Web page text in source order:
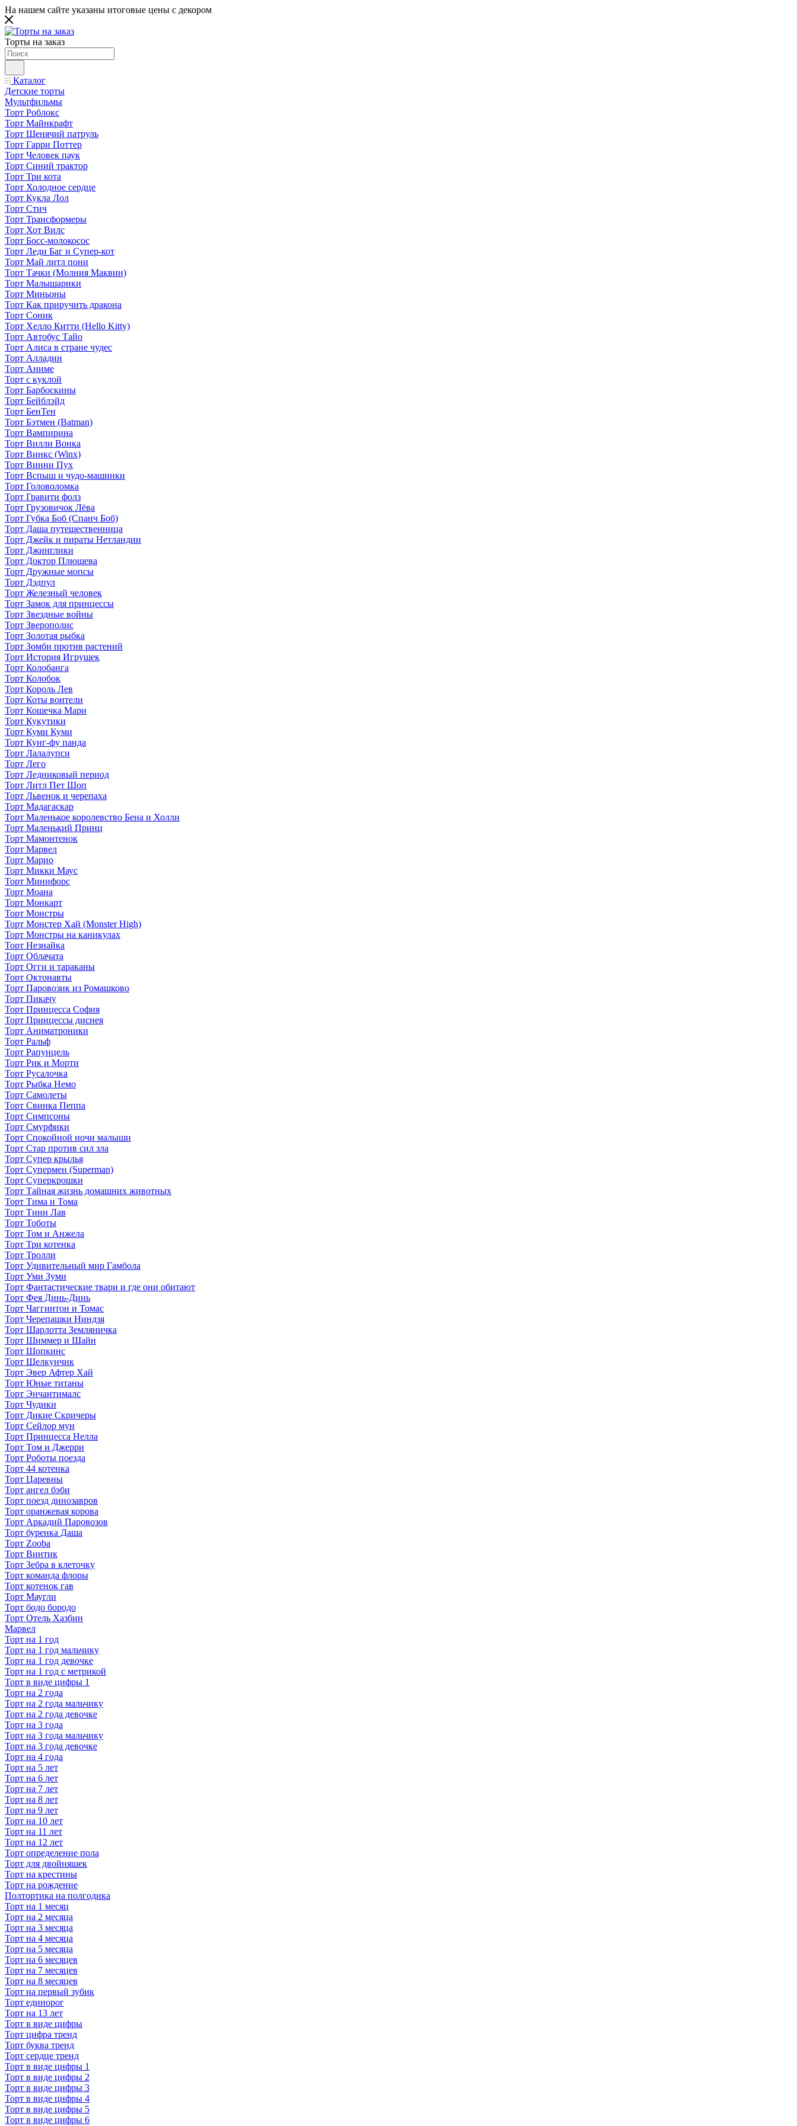
На нашем сайте указаны итоговые цены с декором
Торты на заказ
Каталог
Детские торты
Мультфильмы
Торт Роблокс
Торт Майнкрафт
Торт Щенячий патруль
Торт Гарри Поттер
Торт Человек паук
Торт Синий трактор
Торт Три кота
Торт Холодное сердце
Торт Кукла Лол
Торт Стич
Торт Трансформеры
Торт Хот Вилс
Торт Босс-молокосос
Торт Леди Баг и Супер-кот
Торт Май литл пони
Торт Тачки (Молния Маквин)
Торт Малышарики
Торт Миньоны
Торт Как приручить дракона
Торт Соник
Торт Хелло Китти (Hello Kitty)
Торт Автобус Тайо
Торт Алиса в стране чудес
Торт Алладин
Торт Аниме
Торт с куклой
Торт Барбоскины
Торт Бейблэйд
Торт БенТен
Торт Бэтмен (Batman)
Торт Вампирина
Торт Вилли Вонка
Торт Винкс (Winx)
Торт Винни Пух
Торт Вспыш и чудо-машинки
Торт Головоломка
Торт Гравити фолз
Торт Грузовичок Лёва
Торт Губка Боб (Спанч Боб)
Торт Даша путешественница
Торт Джейк и пираты Нетландии
Торт Джинглики
Торт Доктор Плюшева
Торт Дружные мопсы
Торт Дэдпул
Торт Железный человек
Торт Замок для принцессы
Торт Звездные войны
Торт Зверополис
Торт Золотая рыбка
Торт Зомби против растений
Торт История Игрушек
Торт Колобанга
Торт Колобок
Торт Король Лев
Торт Коты воители
Торт Кошечка Мари
Торт Кукутики
Торт Куми Куми
Торт Кунг-фу панда
Торт Лалалупси
Торт Лего
Торт Ледниковый период
Торт Литл Пет Шоп
Торт Львенок и черепаха
Торт Мадагаскар
Торт Маленькое королевство Бена и Холли
Торт Маленький Принц
Торт Мамонтенок
Торт Марвел
Торт Марио
Торт Микки Маус
Торт Минифорс
Торт Моана
Торт Монкарт
Торт Монстры
Торт Монстер Хай (Monster High)
Торт Монстры на каникулах
Торт Незнайка
Торт Облачата
Торт Огги и тараканы
Торт Октонавты
Торт Паровозик из Ромашково
Торт Пикачу
Торт Принцесса София
Торт Принцессы диснея
Торт Аниматроники
Торт Ральф
Торт Рапунцель
Торт Рик и Морти
Торт Русалочка
Торт Рыбка Немо
Торт Самолеты
Торт Свинка Пеппа
Торт Симпсоны
Торт Смурфики
Торт Спокойной ночи малыши
Торт Стар против сил зла
Торт Супер крылья
Торт Супермен (Superman)
Торт Суперкрошки
Торт Тайная жизнь домашних животных
Торт Тима и Тома
Торт Тини Лав
Торт Тоботы
Торт Том и Анжела
Торт Три котенка
Торт Тролли
Торт Удивительный мир Гамбола
Торт Уми Зуми
Торт Фантастические твари и где они обитают
Торт Фея Динь-Динь
Торт Чаггинтон и Томас
Торт Черепашки Ниндзя
Торт Шарлотта Земляничка
Торт Шиммер и Шайн
Торт Шопкинс
Торт Щелкунчик
Торт Эвер Афтер Хай
Торт Юные титаны
Торт Энчантималс
Торт Чудики
Торт Дикие Скричеры
Торт Сейлор мун
Торт Принцесса Нелла
Торт Том и Джерри
Торт Роботы поезда
Торт 44 котенка
Торт Царевны
Торт ангел бэби
Торт поезд динозавров
Торт оранжевая корова
Торт Аркадий Паровозов
Торт буренка Даша
Торт Zooba
Торт Винтик
Торт Зебра в клеточку
Торт команда флоры
Торт котенок гав
Торт Маугли
Торт бодо бородо
Торт Отель Хазбин
Марвел
Торт на 1 год
Торт на 1 год мальчику
Торт на 1 год девочке
Торт на 1 год с метрикой
Торт в виде цифры 1
Торт на 2 года
Торт на 2 года мальчику
Торт на 2 года девочке
Торт на 3 года
Торт на 3 года мальчику
Торт на 3 года девочке
Торт на 4 года
Торт на 5 лет
Торт на 6 лет
Торт на 7 лет
Торт на 8 лет
Торт на 9 лет
Торт на 10 лет
Торт на 11 лет
Торт на 12 лет
Торт определение пола
Торт для двойняшек
Торт на крестины
Торт на рождение
Полтортика на полгодика
Торт на 1 месяц
Торт на 2 месяца
Торт на 3 месяца
Торт на 4 месяца
Торт на 5 месяца
Торт на 6 месяцев
Торт на 7 месяцев
Торт на 8 месяцев
Торт на первый зубик
Торт единорог
Торт на 13 лет
Торт в виде цифры
Торт цифра тренд
Торт буква тренд
Торт сердце тренд
Торт в виде цифры 1
Торт в виде цифры 2
Торт в виде цифры 3
Торт в виде цифры 4
Торт в виде цифры 5
Торт в виде цифры 6